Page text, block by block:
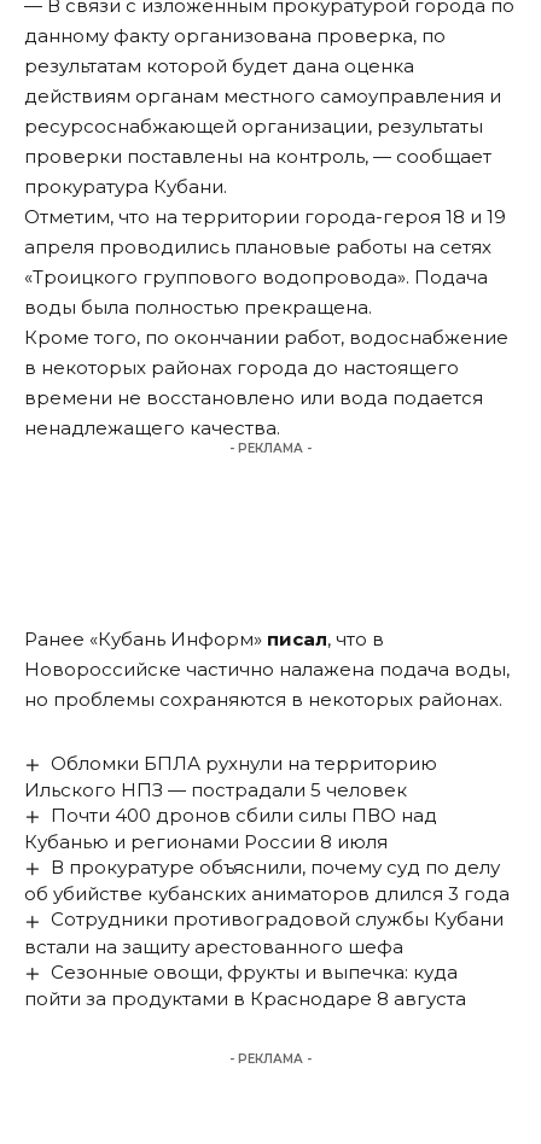
— В связи с изложенным прокуратурой города по
данному факту организована проверка, по
результатам которой будет дана оценка
действиям органам местного самоуправления и
ресурсоснабжающей организации, результаты
проверки поставлены на контроль, — сообщает
прокуратура Кубани.
Отметим, что на территории города-героя 18 и 19
апреля проводились плановые работы на сетях
«Троицкого группового водопровода». Подача
воды была полностью прекращена.
Кроме того, по окончании работ, водоснабжение
в некоторых районах города до настоящего
времени не восстановлено или вода подается
ненадлежащего качества.
- РЕКЛАМА -
Ранее «Кубань Информ» писал, что в
Новороссийске частично налажена подача воды,
но проблемы сохраняются в некоторых районах.
Обломки БПЛА рухнули на территорию
Ильского НПЗ — пострадали 5 человек
Почти 400 дронов сбили силы ПВО над
Кубанью и регионами России 8 июля
В прокуратуре объяснили, почему суд по делу
об убийстве кубанских аниматоров длился 3 года
Сотрудники противоградовой службы Кубани
встали на защиту арестованного шефа
Сезонные овощи, фрукты и выпечка: куда
пойти за продуктами в Краснодаре 8 августа
- РЕКЛАМА -